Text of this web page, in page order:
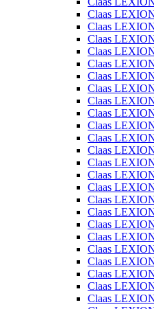
Claas
Claas
Claas
Claas
Claas
Claas
Claas
Claas
Claas
Claas
Claas
Claas
Claas
Claas
Claas
Claas
Claas
Claas
Claas
Claas
Claas
Claas
Claas
Claas